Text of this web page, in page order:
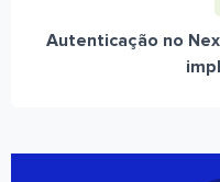
Autenticação no